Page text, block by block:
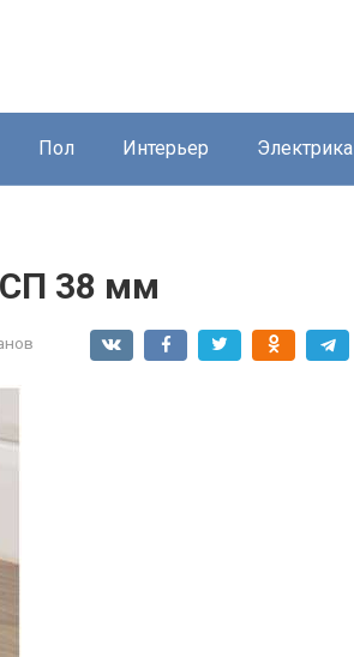
Пол Интерьер Электрика
38 мм